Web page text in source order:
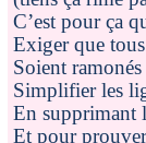
C’est pour ça
Exiger que
Soient
Simplifier les
En supprimant
Et pour prouver